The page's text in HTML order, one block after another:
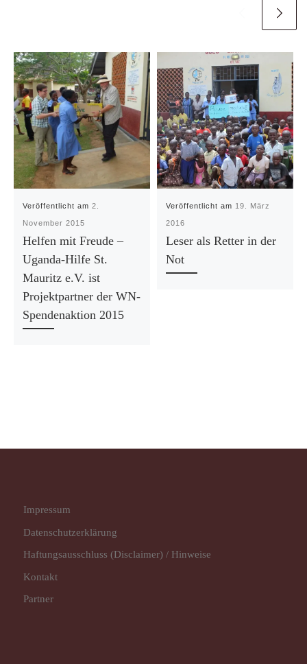
Veröffentlicht am2.
November 2015
Helfen mit Freude –
Uganda-Hilfe St.
Mauritz e.V. ist
Projektpartner der WN-
Spendenaktion 2015
Veröffentlicht am 19. März
2016
Leser als Retter in der
Not
Impressum
Datenschutz­erklärung
Haftungsausschluss (Disclaimer) / Hinweise
Kontakt
Partner